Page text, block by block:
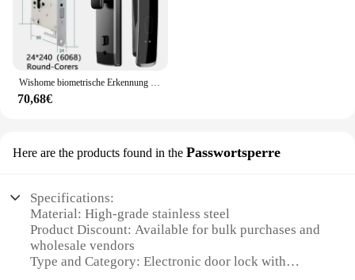
Wishome biometrische Erkennung Smart Türschloss Fernbedienung Finger abdruck Passwort IC-Karte App WLAN-Schloss entsperren
70,68€
Here are the products found in the Passwortsperre
Specifications:
Material: High-grade stainless steel
Product Discount: Available for bulk purchases and
wholesale vendors
Type and Category: Electronic door lock with